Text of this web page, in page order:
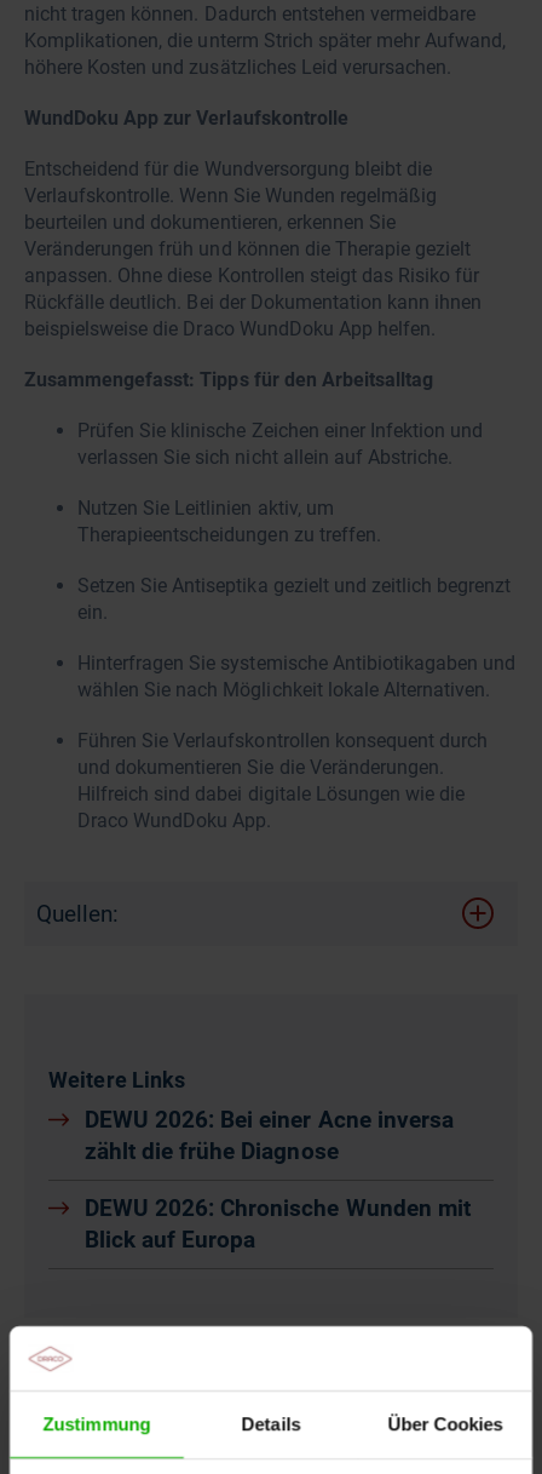
Zustimmung Details Über Cookies
nicht tragen können. Dadurch entstehen vermeidbare
Komplikationen, die unterm Strich später mehr Aufwand,
höhere Kosten und zusätzliches Leid verursachen.
WundDoku App zur Verlaufskontrolle
Entscheidend für die Wundversorgung bleibt die
Verlaufskontrolle. Wenn Sie Wunden regelmäßig
beurteilen und dokumentieren, erkennen Sie
Veränderungen früh und können die Therapie gezielt
anpassen. Ohne diese Kontrollen steigt das Risiko für
Rückfälle deutlich. Bei der Dokumentation kann ihnen
beispielsweise die Draco WundDoku App helfen.
Zusammengefasst: Tipps für den Arbeitsalltag
Prüfen Sie klinische Zeichen einer Infektion und
verlassen Sie sich nicht allein auf Abstriche.
Nutzen Sie Leitlinien aktiv, um
Therapieentscheidungen zu treffen.
Setzen Sie Antiseptika gezielt und zeitlich begrenzt
ein.
Hinterfragen Sie systemische Antibiotikagaben und
wählen Sie nach Möglichkeit lokale Alternativen.
Führen Sie Verlaufskontrollen konsequent durch
und dokumentieren Sie die Veränderungen.
Hilfreich sind dabei digitale Lösungen wie die
Draco WundDoku App.
Quellen:
Weitere Links
DEWU 2026: Bei einer Acne inversa
zählt die frühe Diagnose
DEWU 2026: Chronische Wunden mit
Blick auf Europa
Weitere aktuelle Neuigkeiten